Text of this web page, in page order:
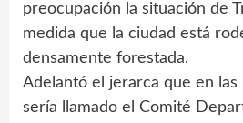
preocupación la situación de
medida que la ciudad está
densamente forestada.
Adelantó el jerarca que en las
sería llamado el Comité